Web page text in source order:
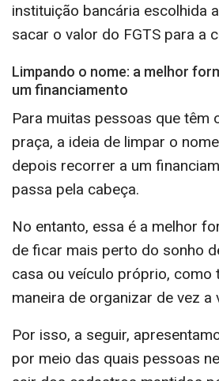
instituição bancária escolhida
sacar o valor do FGTS para a
Limpando o nome: a melhor
um financiamento
Para muitas pessoas que têm
praça, a ideia de limpar o
depois recorrer a um
passa pela cabeça.
No entanto, essa é a melhor
de ficar mais perto do sonho
casa ou veículo próprio, como
maneira de organizar de vez a
Por isso, a seguir,
por meio das quais pessoas